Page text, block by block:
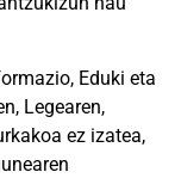
Eduki eta
Legearen,
ez izatea,